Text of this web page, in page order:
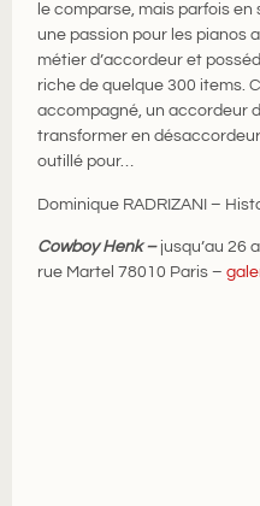
le comparse, mais parfois
une passion pour les pianos
métier d’accordeur et
riche de quelque 300 items.
accompagné, un accordeur
transformer en
outillé pour…
Dominique RADRIZANI –
Cowboy Henk– jusqu’au 26
rue Martel 78010 Paris –